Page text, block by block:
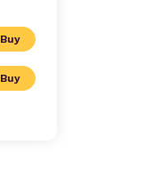
Buy
Buy